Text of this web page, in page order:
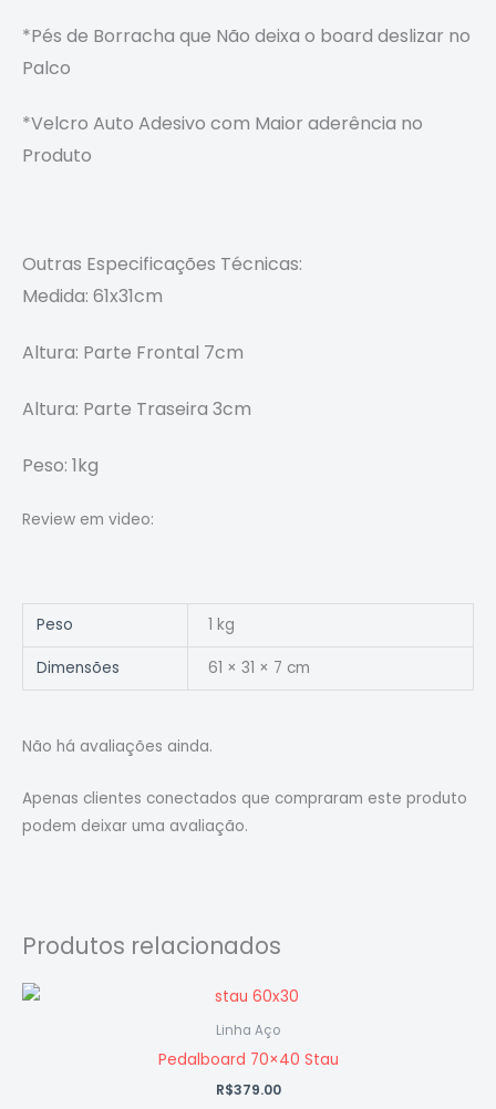
*Pés de Borracha que Não deixa o board deslizar no
Palco
*Velcro Auto Adesivo com Maior aderência no
Produto
Outras Especificações Técnicas:
Medida: 61x31cm
Altura: Parte Frontal 7cm
Altura: Parte Traseira 3cm
Peso: 1kg
Review em video:
Peso 1 kg
Dimensões 61 × 31 × 7 cm
Não há avaliações ainda.
Apenas clientes conectados que compraram este produto
podem deixar uma avaliação.
Produtos relacionados
Linha Aço
Pedalboard 70×40 Stau
R$379.00